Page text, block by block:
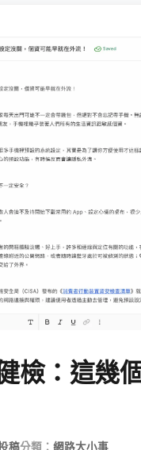
檢：這幾
稿分類： 網路大小事